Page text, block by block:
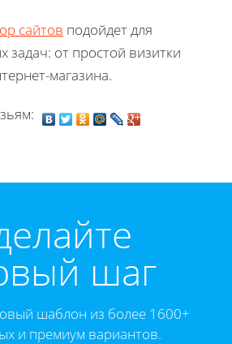
сайтов подойдет для
от простой визитки
магазина.
шаг
шаблон из более 1600+
и премиум вариантов.